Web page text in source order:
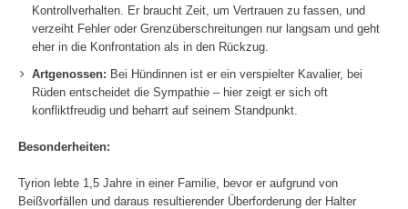
Kontrollverhalten. Er braucht Zeit, um Vertrauen zu fassen, und
verzeiht Fehler oder Grenzüberschreitungen nur langsam und geht
eher in die Konfrontation als in den Rückzug.
Artgenossen: Bei Hündinnen ist er ein verspielter Kavalier, bei
Rüden entscheidet die Sympathie – hier zeigt er sich oft
konfliktfreudig und beharrt auf seinem Standpunkt.
Besonderheiten:
Tyrion lebte 1,5 Jahre in einer Familie, bevor er aufgrund von
Beißvorfällen und daraus resultierender Überforderung der Halter